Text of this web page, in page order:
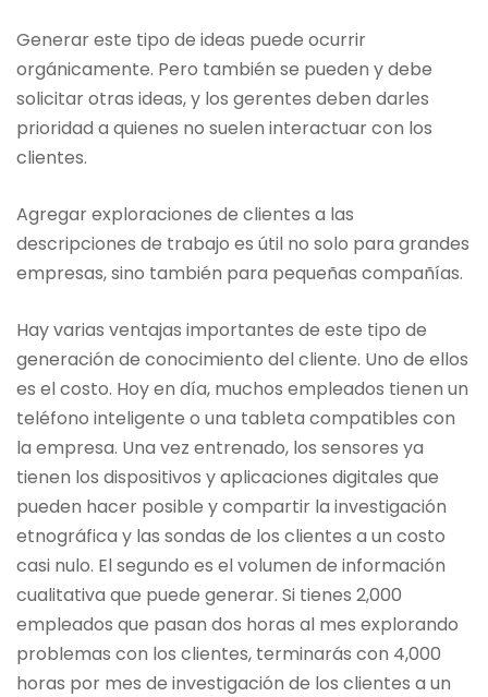
Generar este tipo de ideas puede ocurrir
orgánicamente. Pero también se pueden y debe
solicitar otras ideas, y los gerentes deben darles
prioridad a quienes no suelen interactuar con los
clientes.
Agregar exploraciones de clientes a las
descripciones de trabajo es útil no solo para grandes
empresas, sino también para pequeñas compañías.
Hay varias ventajas importantes de este tipo de
generación de conocimiento del cliente. Uno de ellos
es el costo. Hoy en día, muchos empleados tienen un
teléfono inteligente o una tableta compatibles con
la empresa. Una vez entrenado, los sensores ya
tienen los dispositivos y aplicaciones digitales que
pueden hacer posible y compartir la investigación
etnográfica y las sondas de los clientes a un costo
casi nulo. El segundo es el volumen de información
cualitativa que puede generar. Si tienes 2,000
empleados que pasan dos horas al mes explorando
problemas con los clientes, terminarás con 4,000
horas por mes de investigación de los clientes a un